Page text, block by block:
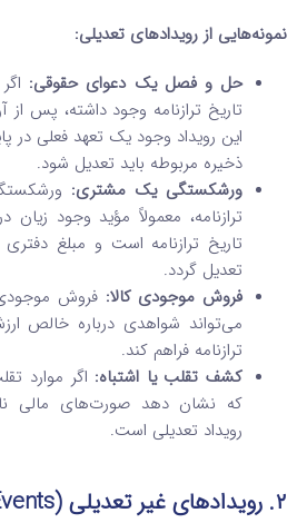
نمونه‌هایی از رویدادهای تعدیلی:
حل و فصل یک دعوای حقوقی:
تاریخ ترازنامه وجود داشته، پس
این رویداد وجود یک تعهد فعلی در
ذخیره مربوطه باید تعدیل شود.
ورشکستگی یک مشتری:
ترازنامه، معمولاً مؤید وجود
تاریخ ترازنامه است و مبلغ
تعدیل گردد.
فروش موجودی کالا: فروش
می‌تواند شواهدی درباره خالص
ترازنامه فراهم کند.
کشف تقلب یا اشتباه: اگر موارد
که نشان دهد صورت‌های مالی
رویداد تعدیلی است.
۲. رویدادهای غیر تعدیلی (Non-Adjusting Events)